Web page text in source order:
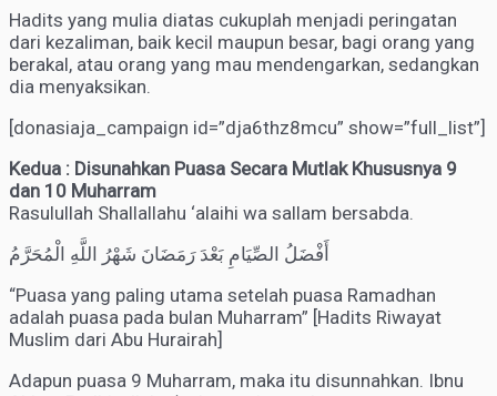
Hadits yang mulia diatas cukuplah menjadi peringatan
dari kezaliman, baik kecil maupun besar, bagi orang yang
berakal, atau orang yang mau mendengarkan, sedangkan
dia menyaksikan.
[donasiaja_campaign id=”dja6thz8mcu” show=”full_list”]
Kedua : Disunahkan Puasa Secara Mutlak Khususnya 9
dan 10 Muharram
Rasulullah Shallallahu ‘alaihi wa sallam bersabda.
أَفْضَلُ الصِّيَامِ بَعْدَ رَمَضَانَ شَهْرُ اللَّهِ الْمُحَرَّمُ
“Puasa yang paling utama setelah puasa Ramadhan
adalah puasa pada bulan Muharram” [Hadits Riwayat
Muslim dari Abu Hurairah]
Adapun puasa 9 Muharram, maka itu disunnahkan. Ibnu